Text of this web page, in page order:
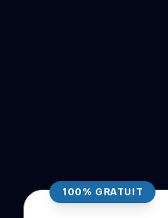
100% GRATUIT